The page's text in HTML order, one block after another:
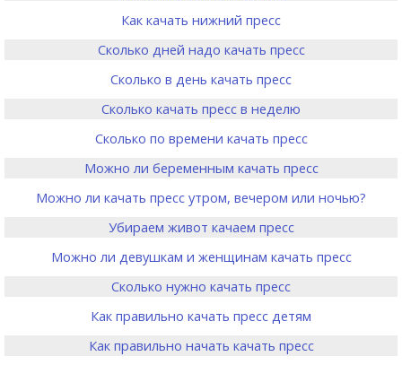
Как качать нижний пресс
Сколько дней надо качать пресс
Сколько в день качать пресс
Сколько качать пресс в неделю
Сколько по времени качать пресс
Можно ли беременным качать пресс
Можно ли качать пресс утром, вечером или ночью?
Убираем живот качаем пресс
Можно ли девушкам и женщинам качать пресс
Сколько нужно качать пресс
Как правильно качать пресс детям
Как правильно начать качать пресс